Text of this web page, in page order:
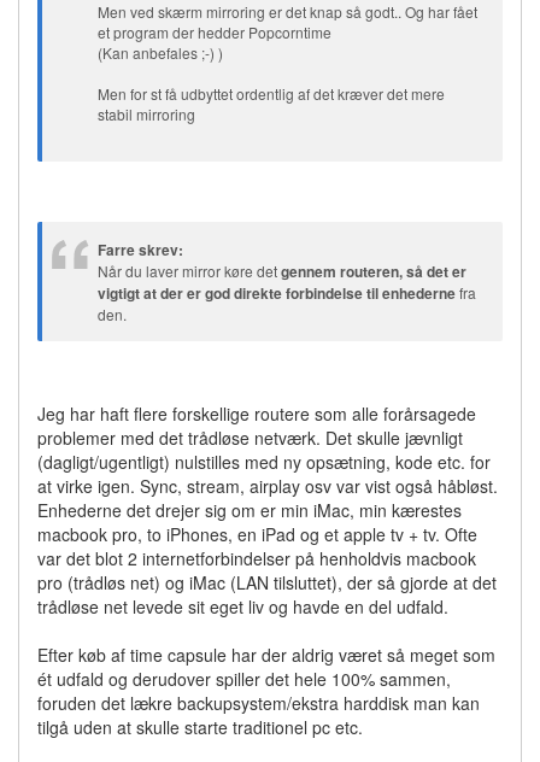
Men ved skærm mirroring er det knap så godt.. Og har fået
et program der hedder Popcorntime
(Kan anbefales ;-) )
Men for st få udbyttet ordentlig af det kræver det mere
stabil mirroring
Farre skrev:
Når du laver mirror køre detgennem routeren, så det er
vigtigt at der er god direkte forbindelse til enhedernefra
den.
Jeg har haft flere forskellige routere som alle forårsagede
problemer med det trådløse netværk. Det skulle jævnligt
(dagligt/ugentligt) nulstilles med ny opsætning, kode etc. for
at virke igen. Sync, stream, airplay osv var vist også håbløst.
Enhederne det drejer sig om er min iMac, min kærestes
macbook pro, to iPhones, en iPad og et apple tv + tv. Ofte
var det blot 2 internetforbindelser på henholdvis macbook
pro (trådløs net) og iMac (LAN tilsluttet), der så gjorde at det
trådløse net levede sit eget liv og havde en del udfald.
Efter køb af time capsule har der aldrig været så meget som
ét udfald og derudover spiller det hele 100% sammen,
foruden det lækre backupsystem/ekstra harddisk man kan
tilgå uden at skulle starte traditionel pc etc.